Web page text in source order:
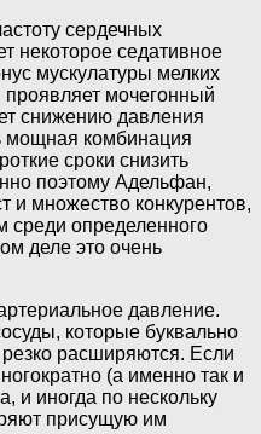
сердечных
некоторое седативное
мускулатуры мелких
мочегонный
снижению давления
мощная комбинация
сроки снизить
поэтому Адельфан,
и множество конкурентов,
среди определенного
деле это очень
давление.
которые буквально
резко расширяются. Если
(а именно так и
и иногда по нескольку
присущую им